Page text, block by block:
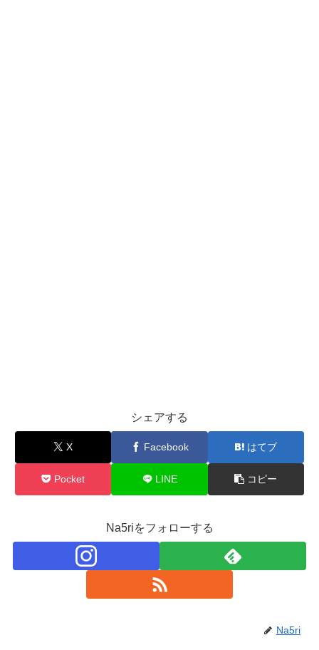
シェアする
X Facebook はてブ
Pocket LINE コピー
Na5riをフォローする
Na5ri